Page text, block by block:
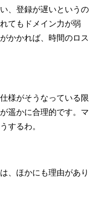
、登録が遅いというの
てもドメイン力が弱
かかれば、時間のロス
様がそうなっている限
遥かに合理的です。マ
するわ。
、ほかにも理由があり